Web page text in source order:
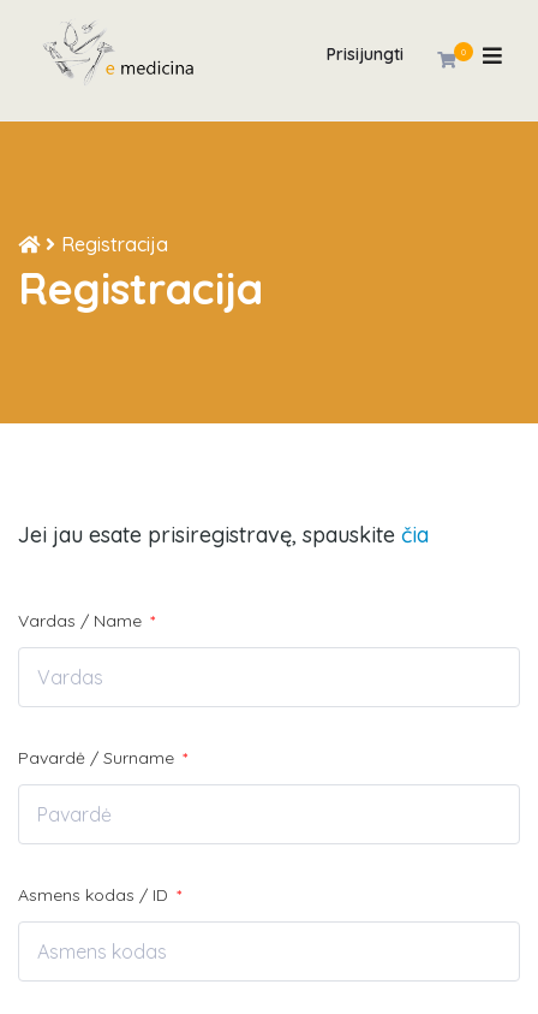
0
Prisijungti
Registracija
Registracija
Jei jau esate prisiregistravę, spauskite čia
Vardas / Name *
Pavardė / Surname *
Asmens kodas / ID *